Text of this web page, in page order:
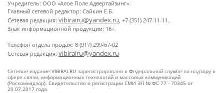
Учредитель: ООО «Алое Поле Адвертайзинг».
Главный сетевой редактор: Сайкин Е.Б.
Сетевая редакция: vibirairu@yandex.ru, +7 (351) 247-11-11.
Знак информационной продукции: 16+.
Телефон отдела продаж: 8 (917) 299-67-02
Сетевая редакция: vibirairu@yandex.ru
Сетевое издание VIBIRAI.RU зарегистрировано в Федеральной службе по надзору в
сфере связи, информационных технологий и массовых коммуникаций
(Роскомнадзор). Свидетельство о регистрации СМИ ЭЛ № ФС 77 - 70345 от
20.07.2017 года